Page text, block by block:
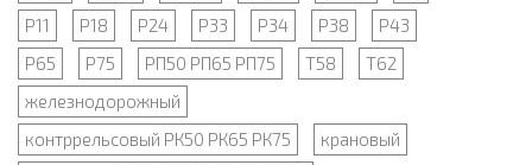
Р11
Р18 Р24 Р33 Р34 Р38
Р43
Р65
Р75 РП50 РП65 РП75 Т58
Т62
железнодорожный
контррельсовый РК50 РК65 РК75
крановый